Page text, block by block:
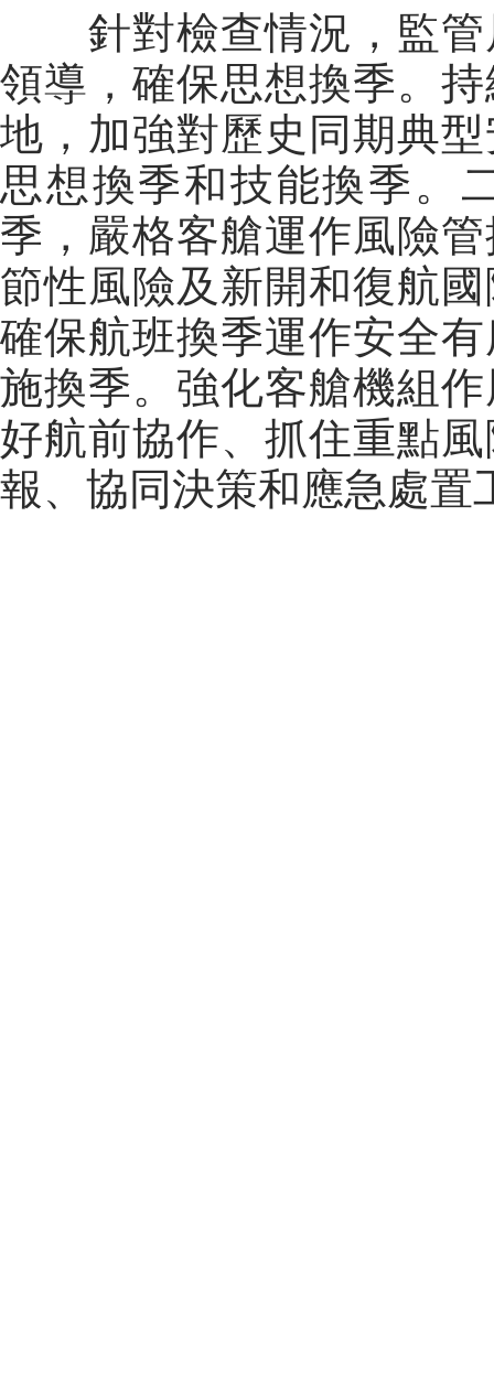
針對檢查情況，監管
領導，確保思想換季。
地，加強對歷史同期典
思想換季和技能換季。
季，嚴格客艙運作風險
節性風險及新開和復航
確保航班換季運作安全
施換季。強化客艙機組
好航前協作、抓住重點
報、協同決策和應急處置